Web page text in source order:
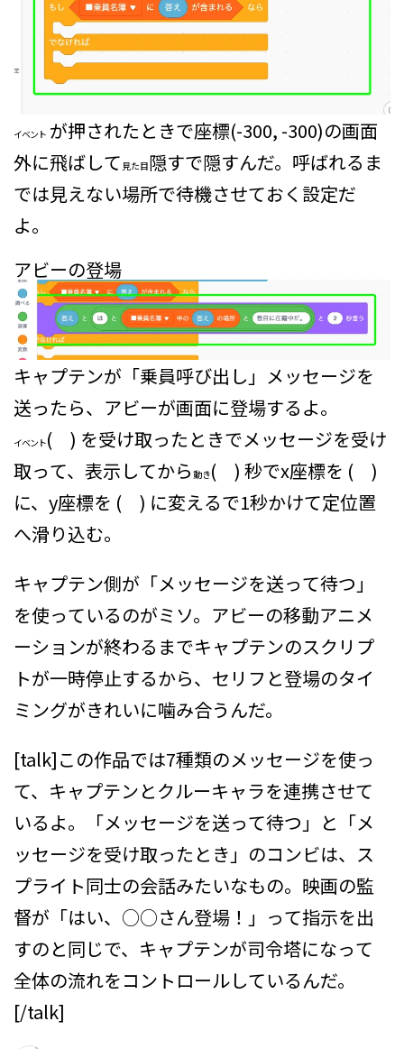
イベント が押されたときで座標(-300, -300)の画面
外に飛ばして 見た目隠すで隠すんだ。呼ばれるま
では見えない場所で待機させておく設定だ
よ。
アビーの登場
キャプテンが「乗員呼び出し」メッセージを
送ったら、アビーが画面に登場するよ。
イベント( ) を受け取ったときでメッセージを受け
取って、表示してから 動き( ) 秒でx座標を ( )
に、y座標を ( ) に変えるで1秒かけて定位置
へ滑り込む。
キャプテン側が「メッセージを送って待つ」
を使っているのがミソ。アビーの移動アニメ
ーションが終わるまでキャプテンのスクリプ
トが一時停止するから、セリフと登場のタイ
ミングがきれいに噛み合うんだ。
[talk]この作品では7種類のメッセージを使っ
て、キャプテンとクルーキャラを連携させて
いるよ。「メッセージを送って待つ」と「メ
ッセージを受け取ったとき」のコンビは、ス
プライト同士の会話みたいなもの。映画の監
督が「はい、○○さん登場！」って指示を出
すのと同じで、キャプテンが司令塔になって
全体の流れをコントロールしているんだ。
[/talk]